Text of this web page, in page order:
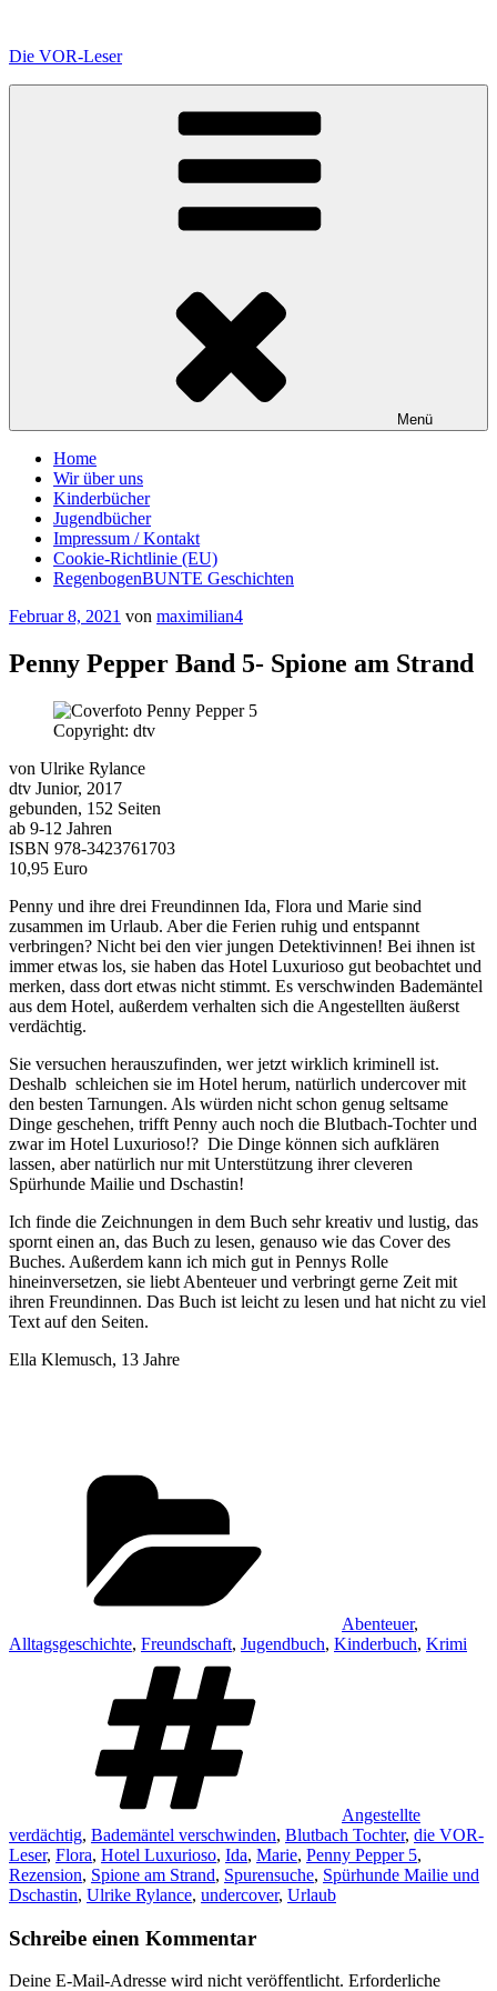
springen
Die VOR-Leser
Menü
Home
Wir über uns
Kinderbücher
Jugendbücher
Impressum / Kontakt
Cookie-Richtlinie (EU)
RegenbogenBUNTE Geschichten
Veröffentlicht
Februar 8, 2021 von maximilian4
Penny Pepper Band 5- Spione am Strand
Copyright: dtv
von Ulrike Rylance
dtv Junior, 2017
gebunden, 152 Seiten
ab 9-12 Jahren
ISBN 978-3423761703
10,95 Euro
Penny und ihre drei Freundinnen Ida, Flora und Marie sind
zusammen im Urlaub. Aber die Ferien ruhig und entspannt
verbringen? Nicht bei den vier jungen Detektivinnen! Bei ihnen ist
immer etwas los, sie haben das Hotel Luxurioso gut beobachtet und
merken, dass dort etwas nicht stimmt. Es verschwinden Bademäntel
aus dem Hotel, außerdem verhalten sich die Angestellten äußerst
verdächtig.
Sie versuchen herauszufinden, wer jetzt wirklich kriminell ist.
Deshalb schleichen sie im Hotel herum, natürlich undercover mit
den besten Tarnungen. Als würden nicht schon genug seltsame
Dinge geschehen, trifft Penny auch noch die Blutbach-Tochter und
zwar im Hotel Luxurioso!? Die Dinge können sich aufklären
lassen, aber natürlich nur mit Unterstützung ihrer cleveren
Spürhunde Mailie und Dschastin!
Ich finde die Zeichnungen in dem Buch sehr kreativ und lustig, das
spornt einen an, das Buch zu lesen, genauso wie das Cover des
Buches. Außerdem kann ich mich gut in Pennys Rolle
hineinversetzen, sie liebt Abenteuer und verbringt gerne Zeit mit
ihren Freundinnen. Das Buch ist leicht zu lesen und hat nicht zu viel
Text auf den Seiten.
Ella Klemusch, 13 Jahre
Abenteuer,
Alltagsgeschichte, Freundschaft, Jugendbuch, Kinderbuch, Krimi
Angestellte
verdächtig, Bademäntel verschwinden, Blutbach Tochter, die VOR-
Leser, Flora, Hotel Luxurioso, Ida, Marie, Penny Pepper 5,
Rezension, Spione am Strand, Spurensuche, Spürhunde Mailie und
Dschastin, Ulrike Rylance, undercover, Urlaub
Schreibe einen Kommentar
Deine E-Mail-Adresse wird nicht veröffentlicht. Erforderliche